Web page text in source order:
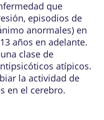
que
episodios de
anormales) en
años en adelante.
clase de
atípicos.
la actividad de
en el cerebro.